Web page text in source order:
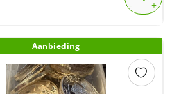
Aanbieding